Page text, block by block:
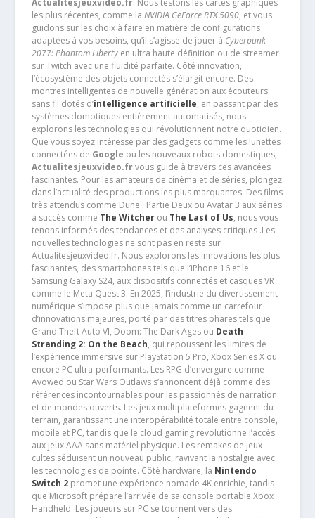
Actualitesjeuxvideo.fr. Nous testons les cartes graphiques
les plus récentes, comme la NVIDIA GeForce RTX 5090, et vous
guidons sur les choix à faire en matière de configurations
adaptées à vos besoins, qu’il s’agisse de jouer à Cyberpunk
2077: Phantom Libertyen ultra haute définition ou de streamer
sur Twitch avec une fluidité parfaite. Côté innovation,
l’écosystème des objets connectés s’élargit encore. Des
montres intelligentes de nouvelle génération aux écouteurs
sans fil dotés d’intelligence artificielle, en passant par des
systèmes domotiques entièrement automatisés, nous
explorons les technologies qui révolutionnent notre quotidien.
Que vous soyez intéressé par des gadgets comme les lunettes
connectées de Google ou les nouveaux robots domestiques,
Actualitesjeuxvideo.frvous guide à travers ces avancées
fascinantes. Pour les amateurs de cinéma et de séries, plongez
dans l’actualité des productions les plus marquantes. Des films
très attendus comme Dune : Partie Deux ou Avatar 3 aux séries
à succès comme The Witcherou The Last of Us, nous vous
tenons informés des tendances et des analyses critiques .Les
nouvelles technologies ne sont pas en reste sur
Actualitesjeuxvideo.fr. Nous explorons les innovations les plus
fascinantes, des smartphones tels que l’iPhone 16 et le
Samsung Galaxy S24, aux dispositifs connectés et casques VR
comme le Meta Quest 3. En 2025, l’industrie du divertissement
numérique s’impose plus que jamais comme un carrefour
d’innovations majeures, porté par des titres phares tels que
Grand Theft Auto VI, Doom: The Dark Ages ou Death
Stranding 2: On the Beach, qui repoussent les limites de
l’expérience immersive sur PlayStation 5 Pro, Xbox Series X ou
encore PC ultra-performants. Les RPG d’envergure comme
Avowed ou Star Wars Outlaws s’annoncent déjà comme des
références incontournables pour les passionnés de narration
et de mondes ouverts. Les jeux multiplateformes gagnent du
terrain, garantissant une interopérabilité totale entre console,
mobile et PC, tandis que le cloud gaming révolutionne l’accès
aux jeux AAA sans matériel physique. Les remakes de jeux
cultes séduisent un nouveau public, ravivant la nostalgie avec
les technologies de pointe. Côté hardware, la Nintendo
Switch 2promet une expérience nomade 4K enrichie, tandis
que Microsoft prépare l’arrivée de sa console portable Xbox
Handheld. Les joueurs sur PC se tournent vers des